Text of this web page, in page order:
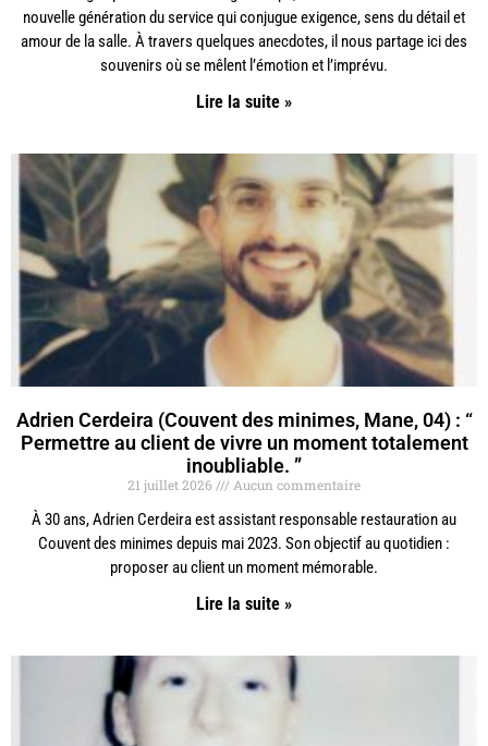
nouvelle génération du service qui conjugue exigence, sens du détail et
amour de la salle. À travers quelques anecdotes, il nous partage ici des
souvenirs où se mêlent l’émotion et l’imprévu.
Lire la suite »
Adrien Cerdeira (Couvent des minimes, Mane, 04) : “
Permettre au client de vivre un moment totalement
inoubliable. ”
21 juillet 2026 Aucun commentaire
À 30 ans, Adrien Cerdeira est assistant responsable restauration au
Couvent des minimes depuis mai 2023. Son objectif au quotidien :
proposer au client un moment mémorable.
Lire la suite »